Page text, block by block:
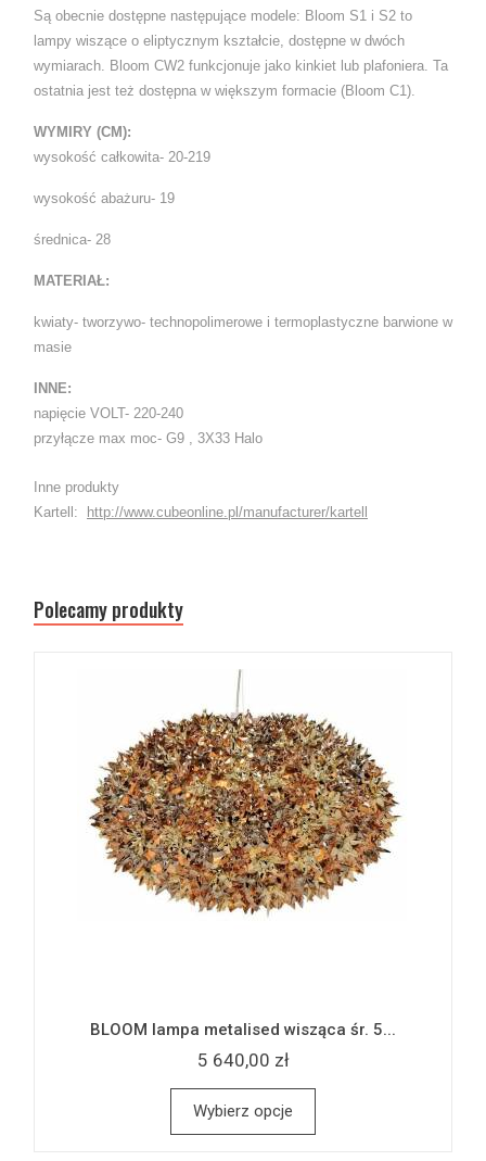
Są obecnie dostępne następujące modele: Bloom S1 i S2 to
lampy wiszące o eliptycznym kształcie, dostępne w dwóch
wymiarach. Bloom CW2 funkcjonuje jako kinkiet lub plafoniera. Ta
ostatnia jest też dostępna w większym formacie (Bloom C1).
WYMIRY (CM):
wysokość całkowita- 20-219
wysokość abażuru- 19
średnica- 28
MATERIAŁ:
kwiaty- tworzywo- technopolimerowe i termoplastyczne barwione w
masie
INNE:
napięcie VOLT- 220-240
przyłącze max moc- G9 , 3X33 Halo
Inne produkty
Kartell:
http://www.cubeonline.pl/manufacturer/kartell
Polecamy produkty
BLOOM lampa metalised wisząca śr. 5...
5 640,00 zł
Wybierz opcje